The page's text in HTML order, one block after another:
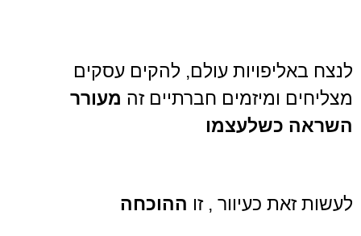
לנצח באליפויות עולם, להקים עסקים
מצליחים ומיזמים חברתיים זה מעורר
השראה כשלעצמו
לעשות זאת כעיוור , זו ההוכחה